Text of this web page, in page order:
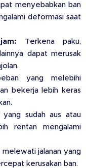
menyebabkan ban
deformasi saat
Terkena paku,
dapat merusak
yang melebihi
bekerja lebih keras
yang sudah aus atau
rentan mengalami
melewati jalanan yang
kerusakan ban.